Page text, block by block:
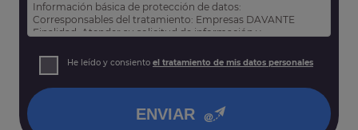
Información básica de protección de datos:
Corresponsables del tratamiento: Empresas DAVANTE
Finalidad: Atender su solicitud de información y
Derechos: Puede acceder, rectificar y suprimir sus datos,
así como otros derechos tal y como se explica en nuestra
He leído y consiento el tratamiento de mis datos personales
ENVIAR